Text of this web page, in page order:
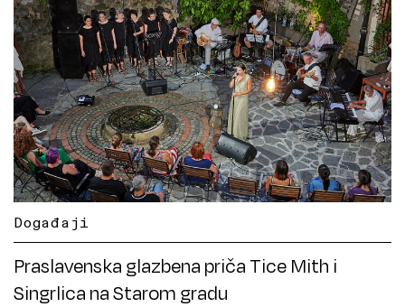
Događaji
Praslavenska glazbena priča Tice Mith i
Singrlica na Starom gradu